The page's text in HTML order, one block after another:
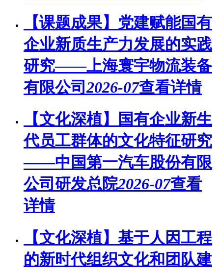
【课题成果】党建赋能国有
企业新质生产力发展的实践
研究——上海寰宇物流装备
有限公司2026-07查看详情
【文化深植】国有企业新生
代员工群体的文化特征研究
——中国第一汽车股份有限
公司研发总院2026-07查看
详情
【文化深植】基于人因工程
的新时代组织文化和团队建